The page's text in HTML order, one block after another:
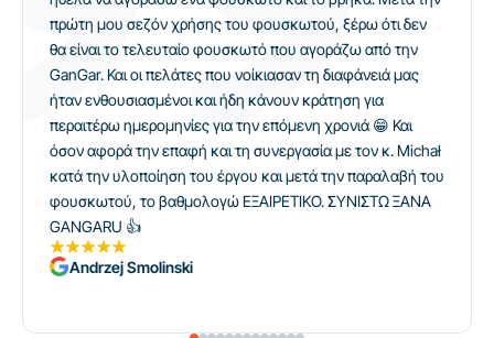
πρώτη μου σεζόν χρήσης του φουσκωτού, ξέρω ότι δεν
θα είναι το τελευταίο φουσκωτό που αγοράζω από την
GanGar. Και οι πελάτες που νοίκιασαν τη διαφάνειά μας
ήταν ενθουσιασμένοι και ήδη κάνουν κράτηση για
περαιτέρω ημερομηνίες για την επόμενη χρονιά 😁 Και
όσον αφορά την επαφή και τη συνεργασία με τον κ. Michał
κατά την υλοποίηση του έργου και μετά την παραλαβή του
φουσκωτού, το βαθμολογώ ΕΞΑΙΡΕΤΙΚΟ. ΣΥΝΙΣΤΩ ΞΑΝΑ
GANGARU 👍
Andrzej Smolinski